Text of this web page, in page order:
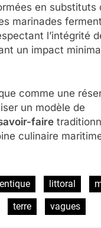
en substituts
marinades
l’intégrité
un impact
comme une
un modèle de
faire
culinaire
littoral
terre vagues